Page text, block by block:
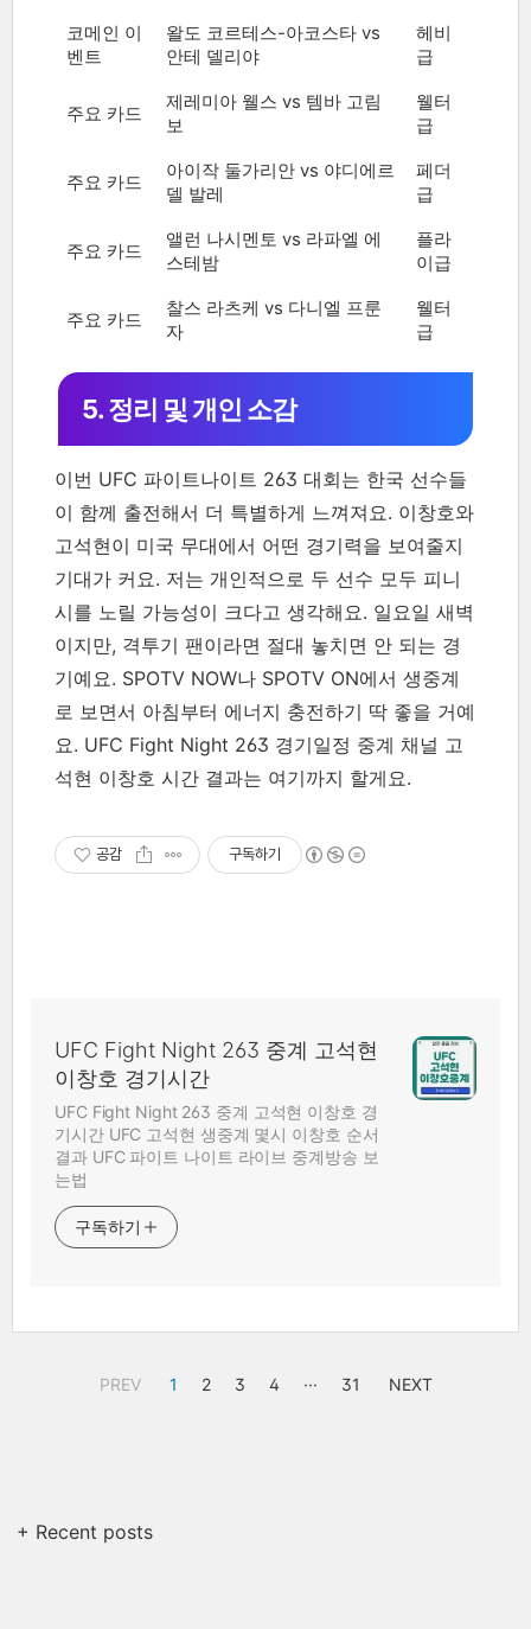
코메인 이
벤트
왈도 코르테스-아코스타 vs
안테 델리야
헤비
급
주요 카드
제레미아 웰스 vs 템바 고림
보
웰터
급
주요 카드
아이작 둘가리안 vs 야디에르
델 발레
페더
급
주요 카드
앨런 나시멘토 vs 라파엘 에
스테밤
플라
이급
주요 카드
찰스 라츠케 vs 다니엘 프룬
자
웰터
급
5. 정리 및 개인 소감
이번 UFC 파이트나이트 263 대회는 한국 선수들
이 함께 출전해서 더 특별하게 느껴져요. 이창호와
고석현이 미국 무대에서 어떤 경기력을 보여줄지
기대가 커요. 저는 개인적으로 두 선수 모두 피니
시를 노릴 가능성이 크다고 생각해요. 일요일 새벽
이지만, 격투기 팬이라면 절대 놓치면 안 되는 경
기예요. SPOTV NOW나 SPOTV ON에서 생중계
로 보면서 아침부터 에너지 충전하기 딱 좋을 거예
요. UFC Fight Night 263 경기일정 중계 채널 고
석현 이창호 시간 결과는 여기까지 할게요.
공감 구독하기
UFC Fight Night 263 중계 고석현
이창호 경기시간
UFC Fight Night 263 중계 고석현 이창호 경
기시간 UFC 고석현 생중계 몇시 이창호 순서
결과 UFC 파이트 나이트 라이브 중계방송 보
는법
구독하기
PREV 1 2 3 4 ··· 31 NEXT
+ Recent posts